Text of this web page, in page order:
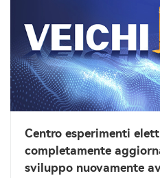
Centro esperimenti
completamente
sviluppo nuovamente